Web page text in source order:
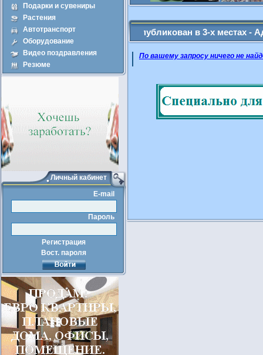
Продажа
Вами объявление будет опубликован в 3-х местах -
По вашему запросу ничего не
Подарки и сувениры
Растения
Автотранспорт
Оборудование
Видео поздравления
Резюме
Личный кабинет
E-mail
Пароль
Регистрация
Вост. пароля